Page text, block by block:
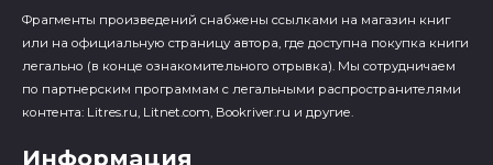
Фрагменты произведений cнабжены ссылками на магазин книг
или на официальную страницу автора, где доступна покупка книги
легально (в конце ознакомительного отрывка). Мы сотрудничаем
по партнерским программам с легальными распространителями
контента: Litres.ru, Litnet.com, Bookriver.ru и другие.
Информация